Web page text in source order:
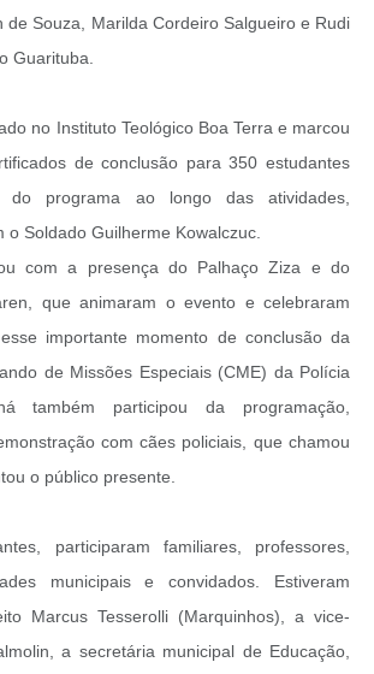
de Souza, Marilda Cordeiro Salgueiro e Rudi
Guarituba.
no Instituto Teológico Boa Terra e marcou
de conclusão para 350 estudantes
do programa ao longo das atividades,
o Soldado Guilherme Kowalczuc.
com a presença do Palhaço Ziza e do
que animaram o evento e celebraram
importante momento de conclusão da
de Missões Especiais (CME) da Polícia
também participou da programação,
com cães policiais, que chamou
o público presente.
participaram familiares, professores,
municipais e convidados. Estiveram
Marcus Tesserolli (Marquinhos), a vice-
a secretária municipal de Educação,